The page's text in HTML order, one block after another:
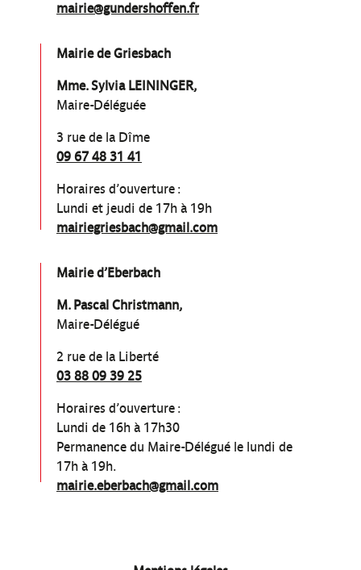
mairie@gundershoffen.fr
Mairie de Griesbach
Mme. Sylvia LEININGER,
Maire-Déléguée
3 rue de la Dîme
09 67 48 31 41
Horaires d’ouverture :
Lundi et jeudi de 17h à 19h
mairiegriesbach@gmail.com
Mairie d’Eberbach
M. Pascal Christmann,
Maire-Délégué
2 rue de la Liberté
03 88 09 39 25
Horaires d’ouverture :
Lundi de 16h à 17h30
Permanence du Maire-Délégué le lundi de
17h à 19h.
mairie.eberbach@gmail.com